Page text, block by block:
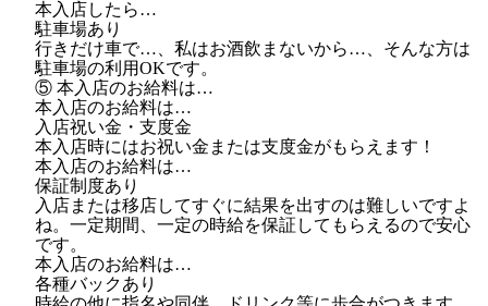
本入店したら…
駐車場あり
行きだけ車で…、私はお酒飲まないから…、そんな方は
駐車場の利用OKです。
⑤ 本入店のお給料は…
本入店のお給料は…
入店祝い金・支度金
本入店時にはお祝い金または支度金がもらえます！
本入店のお給料は…
保証制度あり
入店または移店してすぐに結果を出すのは難しいですよ
ね。一定期間、一定の時給を保証してもらえるので安心
です。
本入店のお給料は…
各種バックあり